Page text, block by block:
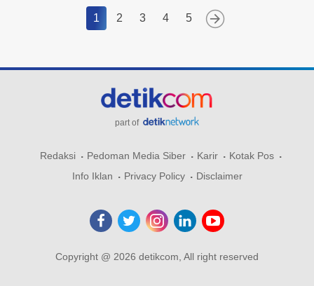
1 2 3 4 5
part of
Redaksi Pedoman Media Siber Karir
Kotak Pos
Info Iklan
Privacy Policy Disclaimer
Copyright @ 2026 detikcom, All right reserved